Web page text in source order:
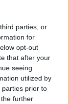
parties, or
for
opt-out
that after your
seeing
utilized by
parties prior to
further
ESC,